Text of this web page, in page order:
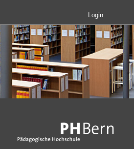
Login